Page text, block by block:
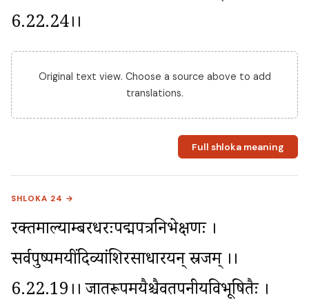
6.22.24।।
Original text view. Choose a source above to add
translations.
Full shloka meaning
SHLOKA 24 →
रक्तमाल्याम्बरधरःपद्मपत्रनिभेक्षणः ।
सर्वपुष्पमयींदिव्यांशिरसाधारयन् स्रजम् ।।
6.22.19।। जातरूपमयैश्चैवतपनीयविभूषितैः ।